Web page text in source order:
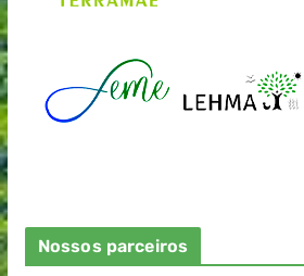
Nossos parceiros